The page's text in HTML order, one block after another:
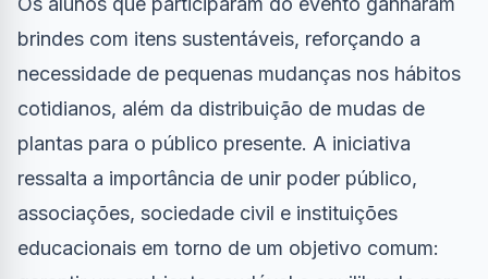
brindes com itens sustentáveis, reforçando a
necessidade de pequenas mudanças nos hábitos
cotidianos, além da distribuição de mudas de
plantas para o público presente. A iniciativa
ressalta a importância de unir poder público,
associações, sociedade civil e instituições
educacionais em torno de um objetivo comum: